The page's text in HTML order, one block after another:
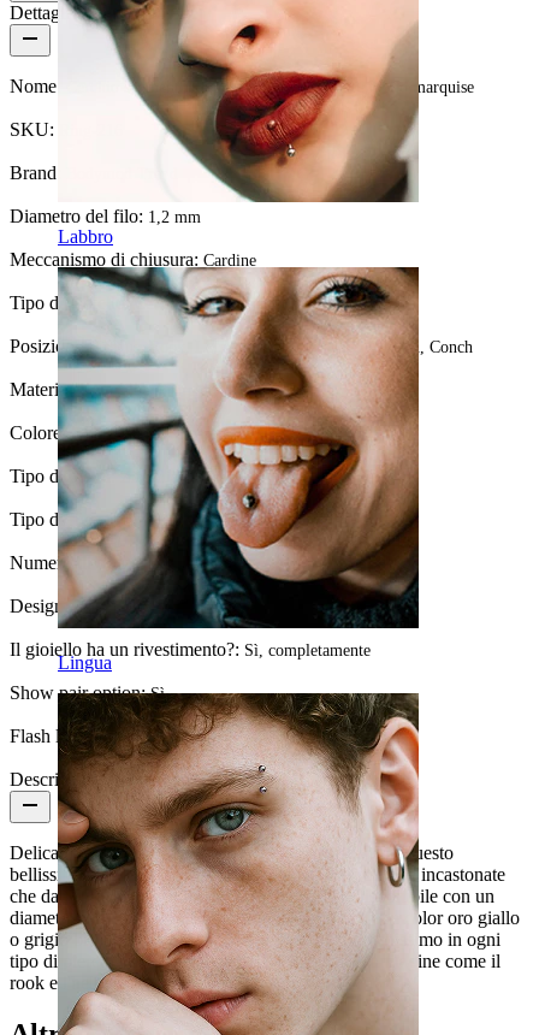
Labbro
Lingua
Dettagli del prodotto
Nome: Cerchio segment a doppio effetto con pietre taglio marquise
SKU:
Brand:
Diametro del filo: 1,2 mm
Meccanismo di chiusura: Cardine
Tipo di gioiello:Cerchio, Cerchio multiplo
Posizione:Tragus, Rook, Lobo, Helix, Sopracciglio, Daith, Conch
Materiale:Acciaio chirurgico
Colore della pietra:Trasparente
Tipo di pietra:Zirconia cubica
Tipo di rivestimento:Rivestimento in PVD
Numero di pezzi:1
Design:Foglia
Il gioiello ha un rivestimento?: Sì, completamente
Show pair option:Sì
Flash label:3 per 2
Descrizione
Delicato cerchio con cerniera in acciaio chirurgico. Questo
bellissimo anello presenta due pietre a taglio marquise incastonate
che danno l'aspetto di due foglie su una vite. Disponibile con un
diametro di 8 mm o 10 mm e a scelta tra la versione color oro giallo
o grigio brillante, questo versatile gioiello starà benissimo in ogni
tipo di piercing, in particolare nei piercing alla cartilagine come il
rook e l'helix.